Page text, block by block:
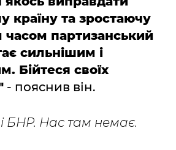
країну та зростаючу
часом партизанський
сильнішим і
Бійтеся своїх
- пояснив він.
БНР. Нас там немає.